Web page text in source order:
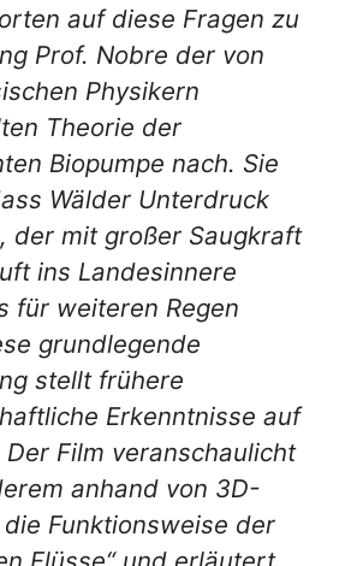
auf diese Fragen zu
Prof. Nobre der von
Physikern
Theorie der
Biopumpe nach. Sie
Wälder Unterdruck
der mit großer Saugkraft
ins Landesinnere
für weiteren Regen
grundlegende
stellt frühere
Erkenntnisse auf
Der Film veranschaulicht
anhand von 3D-
Funktionsweise der